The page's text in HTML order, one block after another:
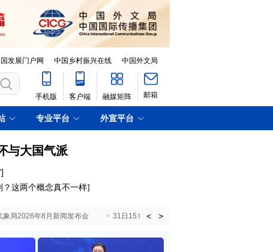
发展门户网 中国乡村振兴在线 中国外文局
手机版 客户端 融媒矩阵 邮箱
专业平台 外宣平台
与大国气派
]
？这两个概念真不一样]
象局2026年8月新闻发布会 31日15:00 国新办就加快推动“十五五”时期退役
< >